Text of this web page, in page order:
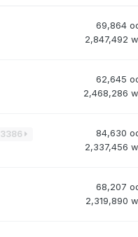
69,864
2,847,492
62,645
2,468,286
3386 84,630
2,337,456
68,207
2,319,890